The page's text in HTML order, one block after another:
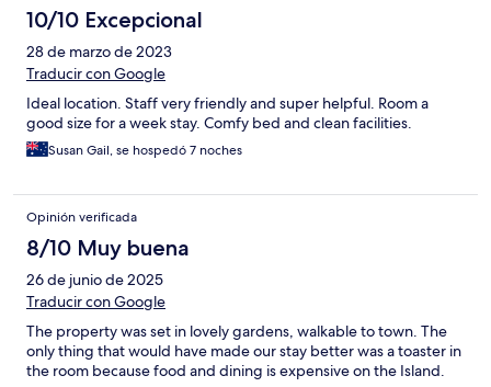
10/10 Excepcional
28 de marzo de 2023
Traducir con Google
Ideal location. Staff very friendly and super helpful. Room a
good size for a week stay. Comfy bed and clean facilities.
Susan Gail, se hospedó 7 noches
Opinión verificada
8/10 Muy buena
26 de junio de 2025
Traducir con Google
The property was set in lovely gardens, walkable to town. The
only thing that would have made our stay better was a toaster in
the room because food and dining is expensive on the Island.